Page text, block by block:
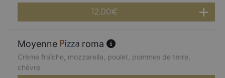
12.00€
Moyenne roma
Crème fraîche, mozzarella, poulet, pommes de terre,
chèvre